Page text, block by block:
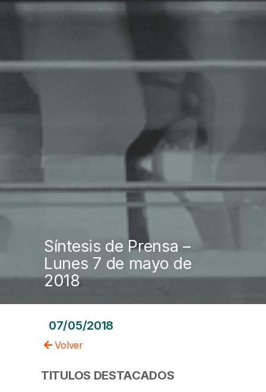
Síntesis de Prensa –
Lunes 7 de mayo de
2018
07/05/2018
Volver
TITULOS DESTACADOS